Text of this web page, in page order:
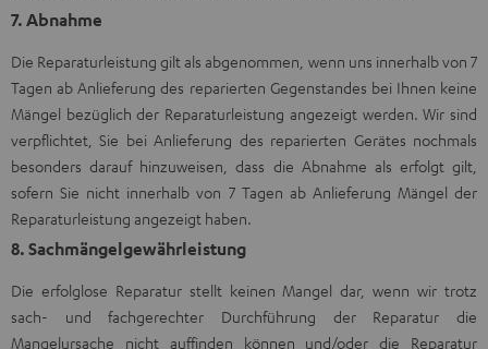
7. Abnahme
Die Reparaturleistung gilt als abgenommen, wenn uns innerhalb von 7
Tagen ab Anlieferung des reparierten Gegenstandes bei Ihnen keine
Mängel bezüglich der Reparaturleistung angezeigt werden. Wir sind
verpflichtet, Sie bei Anlieferung des reparierten Gerätes nochmals
besonders darauf hinzuweisen, dass die Abnahme als erfolgt gilt,
sofern Sie nicht innerhalb von 7 Tagen ab Anlieferung Mängel der
Reparaturleistung angezeigt haben.
8. Sachmängelgewährleistung
Die erfolglose Reparatur stellt keinen Mangel dar, wenn wir trotz
sach- und fachgerechter Durchführung der Reparatur die
Mangelursache nicht auffinden können und/oder die Reparatur